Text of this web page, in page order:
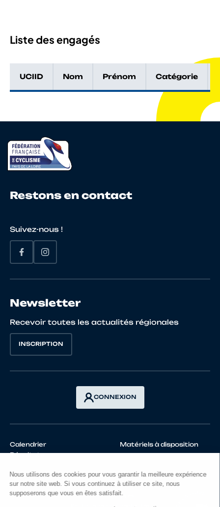
Liste des engagés
UCIID Nom Prénom Catégorie
Restons en contact
Suivez-nous !
Newsletter
Recevoir toutes les actualités régionales
INSCRIPTION
CONNEXION
Calendrier
Matériels à disposition
Résultats
Mentions légales